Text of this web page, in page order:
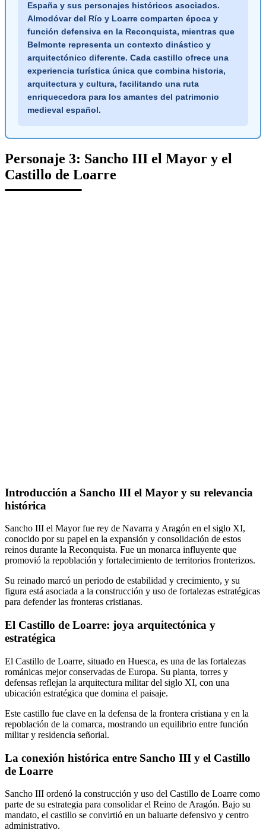
España y sus personajes históricos asociados.
Almodóvar del Río y Loarre comparten época y
función defensiva en la Reconquista, mientras que
Belmonte representa un contexto dinástico y
arquitectónico diferente. Cada castillo ofrece una
experiencia turística única que combina historia,
arquitectura y cultura, facilitando una ruta
enriquecedora para los amantes del patrimonio
medieval español.
Personaje 3: Sancho III el Mayor y el
Castillo de Loarre
Introducción a Sancho III el Mayor y su relevancia
histórica
Sancho III el Mayor fue rey de Navarra y Aragón en el siglo XI,
conocido por su papel en la expansión y consolidación de estos
reinos durante la Reconquista. Fue un monarca influyente que
promovió la repoblación y fortalecimiento de territorios fronterizos.
Su reinado marcó un periodo de estabilidad y crecimiento, y su
figura está asociada a la construcción y uso de fortalezas estratégicas
para defender las fronteras cristianas.
El Castillo de Loarre: joya arquitectónica y
estratégica
El Castillo de Loarre, situado en Huesca, es una de las fortalezas
románicas mejor conservadas de Europa. Su planta, torres y
defensas reflejan la arquitectura militar del siglo XI, con una
ubicación estratégica que domina el paisaje.
Este castillo fue clave en la defensa de la frontera cristiana y en la
repoblación de la comarca, mostrando un equilibrio entre función
militar y residencia señorial.
La conexión histórica entre Sancho III y el Castillo
de Loarre
Sancho III ordenó la construcción y uso del Castillo de Loarre como
parte de su estrategia para consolidar el Reino de Aragón. Bajo su
mandato, el castillo se convirtió en un baluarte defensivo y centro
administrativo.